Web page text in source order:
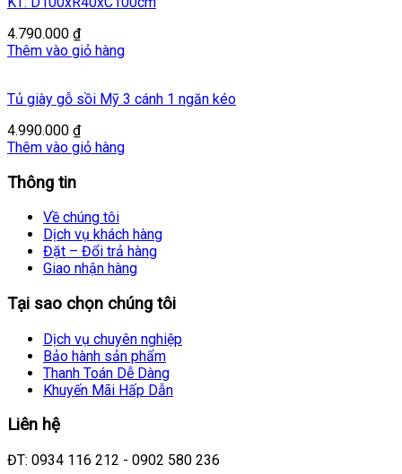
4.790.000 ₫
Thêm vào giỏ hàng
Tủ giày gỗ sồi Mỹ 3 cánh 1 ngăn kéo
4.990.000 ₫
Thêm vào giỏ hàng
Thông tin
Về chúng tôi
Dịch vụ khách hàng
Đặt – Đổi trả hàng
Giao nhận hàng
Tại sao chọn chúng tôi
Dịch vụ chuyên nghiệp
Bảo hành sản phẩm
Thanh Toán Dễ Dàng
Khuyến Mãi Hấp Dẫn
Liên hệ
ĐT: 0934 116 212 - 0902 580 236